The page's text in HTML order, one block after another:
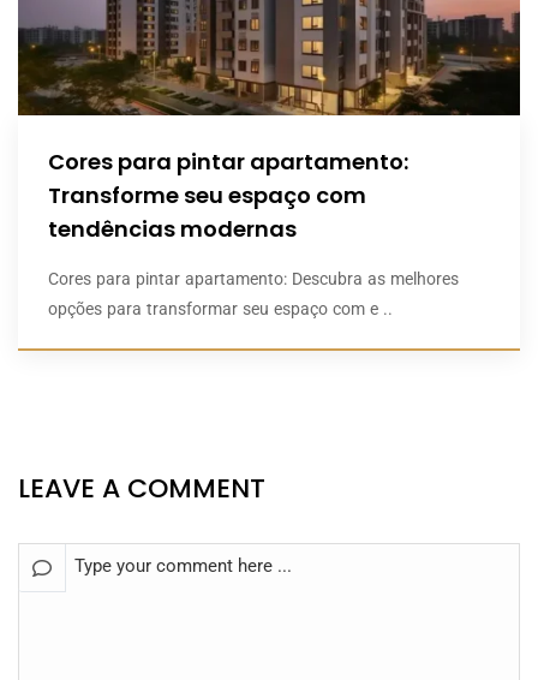
Cores para pintar apartamento:
Transforme seu espaço com
tendências modernas
Cores para pintar apartamento: Descubra as melhores
opções para transformar seu espaço com e ..
LEAVE A COMMENT